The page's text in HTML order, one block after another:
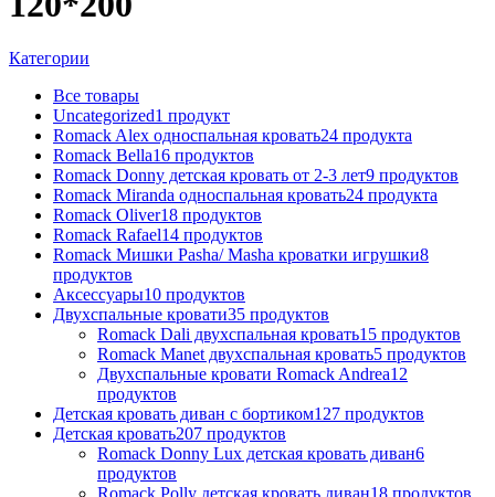
Категории
Все товары
Uncategorized1 продукт
Romack Alex односпальная кровать24 продукта
Romack Bella16 продуктов
Romack Donny детская кровать от 2-3 лет9 продуктов
Romack Miranda односпальная кровать24 продукта
Romack Oliver18 продуктов
Romack Rafael14 продуктов
Romack Мишки Pasha/ Masha кроватки игрушки8
продуктов
Аксессуары10 продуктов
Двухспальные кровати35 продуктов
Romack Dali двухспальная кровать15 продуктов
Romack Manet двухспальная кровать5 продуктов
Двухспальные кровати Romack Andrea12
продуктов
Детcкая кровать диван с бортиком127 продуктов
Детская кровать207 продуктов
Romack Donny Lux детская кровать диван6
продуктов
Romack Polly детская кровать диван18 продуктов